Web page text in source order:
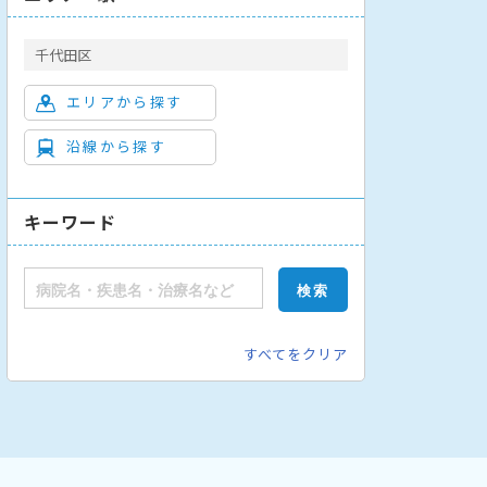
千代田区
エリアから探す
沿線から探す
キーワード
すべてをクリア